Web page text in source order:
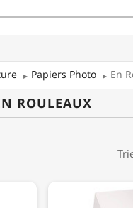
Papiers Photo En
ROULEAUX